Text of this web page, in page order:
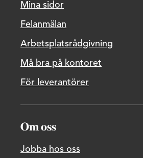
Mina sidor
Felanmälan
Arbetsplatsrådgivning
Må bra på kontoret
För leverantörer
Om oss
Jobba hos oss